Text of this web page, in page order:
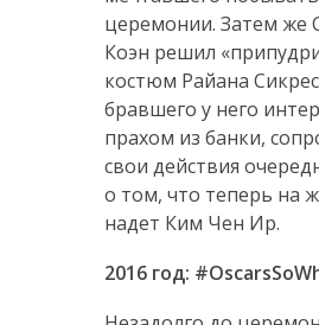
церемонии. Затем же
Коэн решил
костюм Райана
бравшего у него
прахом из банки,
свои действия
о том, что теперь на
надет Ким Чен Ир.
2016 год: